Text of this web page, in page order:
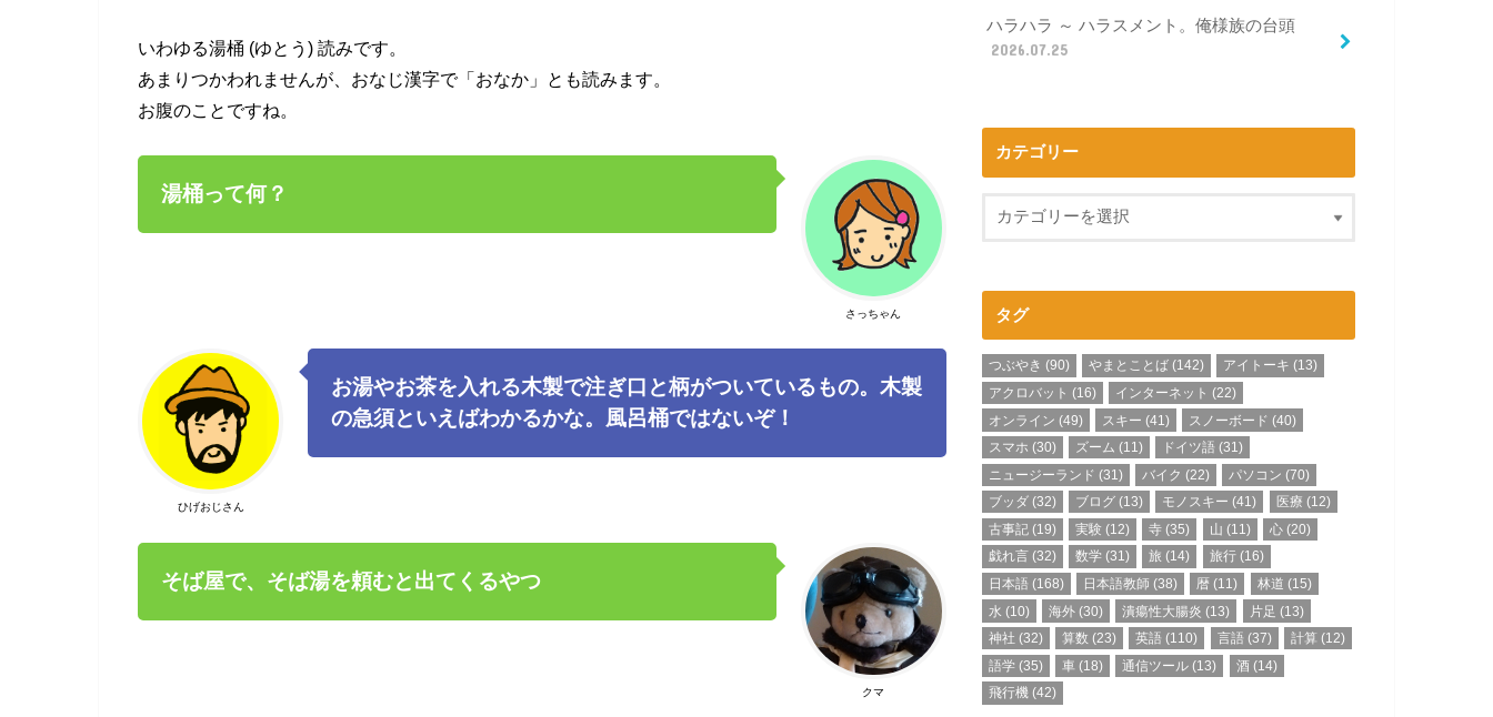
いわゆる湯桶 (ゆとう) 読みです。
あまりつかわれませんが、おなじ漢字で「おなか」とも読みます。
お腹のことですね。
さっちゃん
湯桶って何？
ひげおじさん
お湯やお茶を入れる木製で注ぎ口と柄がついているもの。木製
の急須といえばわかるかな。風呂桶ではないぞ！
クマ
そば屋で、そば湯を頼むと出てくるやつ
ハラハラ ～ ハラスメント。俺様族の台頭
2026.07.25
カテゴリー
タグ
つぶやき (90) やまとことば (142) アイトーキ (13)
アクロバット (16) インターネット (22)
オンライン (49) スキー (41) スノーボード (40)
スマホ (30) ズーム (11) ドイツ語 (31)
ニュージーランド (31) バイク (22) パソコン (70)
ブッダ (32) ブログ (13) モノスキー (41) 医療 (12)
古事記 (19) 実験 (12) 寺 (35) 山 (11) 心(20)
戯れ言 (32) 数学 (31) 旅 (14) 旅行(16)
日本語 (168) 日本語教師 (38) 暦 (11) 林道 (15)
水 (10) 海外 (30) 潰瘍性大腸炎 (13) 片足 (13)
神社 (32) 算数 (23) 英語 (110) 言語 (37) 計算 (12)
語学 (35) 車 (18) 通信ツール (13) 酒(14)
飛行機 (42)